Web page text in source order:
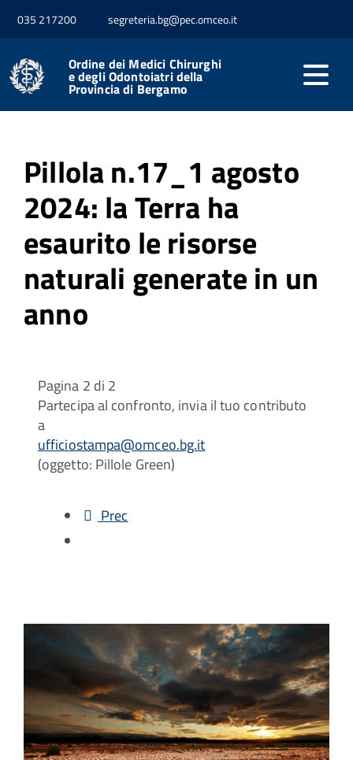
035 217200 segreteria.bg@pec.omceo.it
Ordine dei Medici Chirurghi
e degli Odontoiatri della
Provincia di Bergamo
Home Media Pillole Green
Pillole Green
Pillola n.17_1 agosto
2024: la Terra ha
esaurito le risorse
naturali generate in un
anno
Pagina 2 di 2
Partecipa al confronto, invia il tuo contributo
a
ufficiostampa@omceo.bg.it
(oggetto: Pillole Green)
Prec